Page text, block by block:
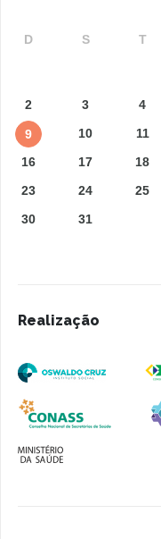
D S T
2
3 4
9 10 11
16
17 18
23
24 25
30
31
Realização